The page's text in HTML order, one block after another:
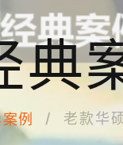
典
例 老款华